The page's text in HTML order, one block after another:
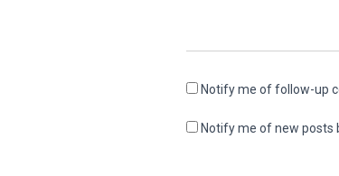
Notify me of follow-up
Notify me of new posts